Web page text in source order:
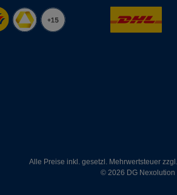
Alle Preise inkl. gesetzl. Mehrwertsteuer zzgl.
© 2026 DG Nexolution